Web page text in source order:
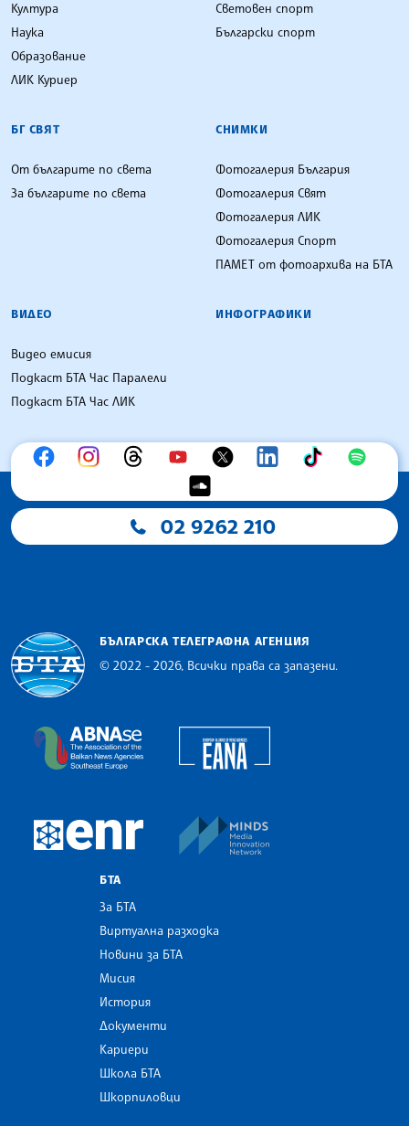
Култура
Наука
Образование
ЛИК Куриер
Световен спорт
Български спорт
БГ СВЯТ
От българите по света
За българите по света
СНИМКИ
Фотогалерия България
Фотогалерия Свят
Фотогалерия ЛИК
Фотогалерия Спорт
ПАМЕТ от фотоархива на БТА
ВИДЕО
Видео емисия
Подкаст БТА Час Паралели
Подкаст БТА Час ЛИК
ИНФОГРАФИКИ
02 9262 210
БЪЛГАРСКА ТЕЛЕГРАФНА АГЕНЦИЯ
© 2022 - 2026, Всички права са запазени.
The Assocoation of the Balkan News Agencies
European Newsroom
БТА
За БТА
Виртуална разходка
Новини за БТА
Мисия
История
Документи
Кариери
Школа БТА
Шкорпиловци